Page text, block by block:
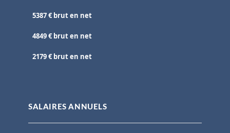
5387 € brut en net
4849 € brut en net
2179 € brut en net
SALAIRES ANNUELS